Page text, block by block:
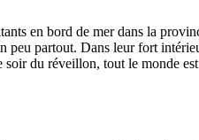
en bord de mer dans la
partout. Dans leur fort
soir du réveillon, tout le monde